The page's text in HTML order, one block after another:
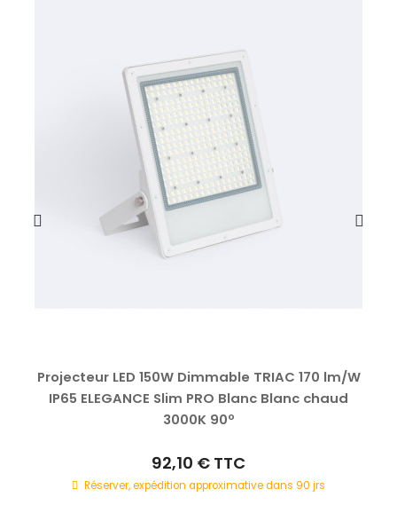
Projecteur LED 150W Dimmable TRIAC 170 lm/W
IP65 ELEGANCE Slim PRO Blanc Blanc chaud
3000K 90º
92,10 € TTC
Réserver, expédition approximative dans 90 jrs